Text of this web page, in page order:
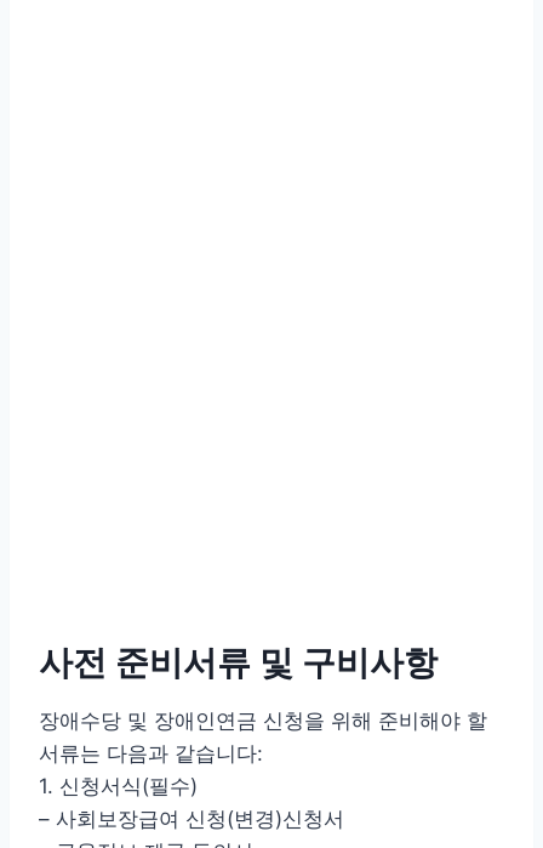
사전 준비서류 및 구비사항
장애수당 및 장애인연금 신청을 위해 준비해야 할
서류는 다음과 같습니다:
1. 신청서식(필수)
– 사회보장급여 신청(변경)신청서